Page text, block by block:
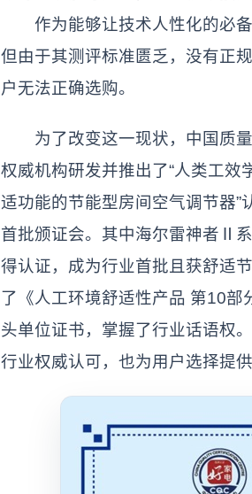
作为能够让技术人性化的必备
但由于其测评标准匮乏，没有正
户无法正确选购。
为了改变这一现状，中国质量
权威机构研发并推出了“人类工效
适功能的节能型房间空气调节器
首批颁证会。其中海尔雷神者Ⅱ
得认证，成为行业首批且获舒适
了《人工环境舒适性产品 第10部
头单位证书，掌握了行业话语权
行业权威认可，也为用户选择提供